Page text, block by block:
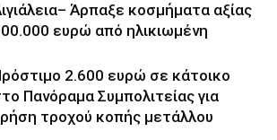
Άρπαξε κοσμήματα αξίας
ευρώ από ηλικιωμένη
2.600 ευρώ σε κάτοικο
Πανόραμα Συμπολιτείας για
τροχού κοπής μετάλλου